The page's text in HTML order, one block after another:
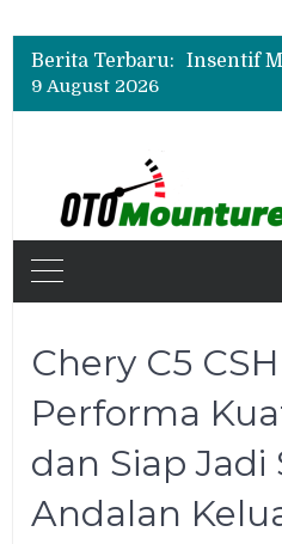
Berita Terbaru:
9 August 2026
Chery C5
Performa
dan Siap Jadi
Andalan